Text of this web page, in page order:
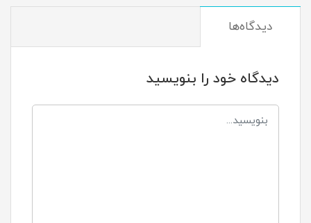
دیدگاه‌ها
دیدگاه خود را بنویسید